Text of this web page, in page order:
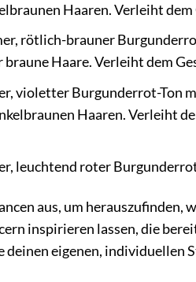
Haaren. Verleiht
rötlich-brauner
Haare. Verleiht dem
violetter Burgunderrot-Ton
Haaren. Verleiht
leuchtend roter
aus, um herauszufinden,
inspirieren lassen, die
deinen eigenen, individuellen